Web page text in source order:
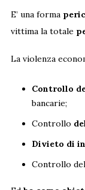
E’ una forma
vittima la totale
La violenza
Controllo
bancarie;
Controllo
Divieto di
Controllo